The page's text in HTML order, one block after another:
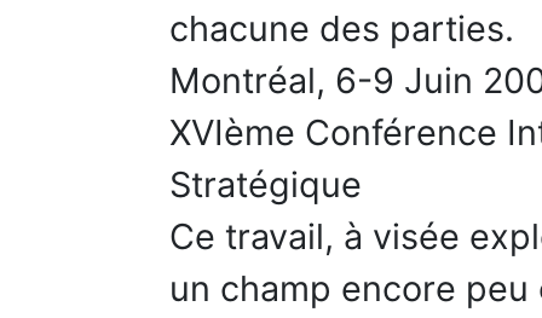
chacune des parties.
Montréal, 6-9 Juin
XVIème Conférence
Stratégique
Ce travail, à visée
un champ encore